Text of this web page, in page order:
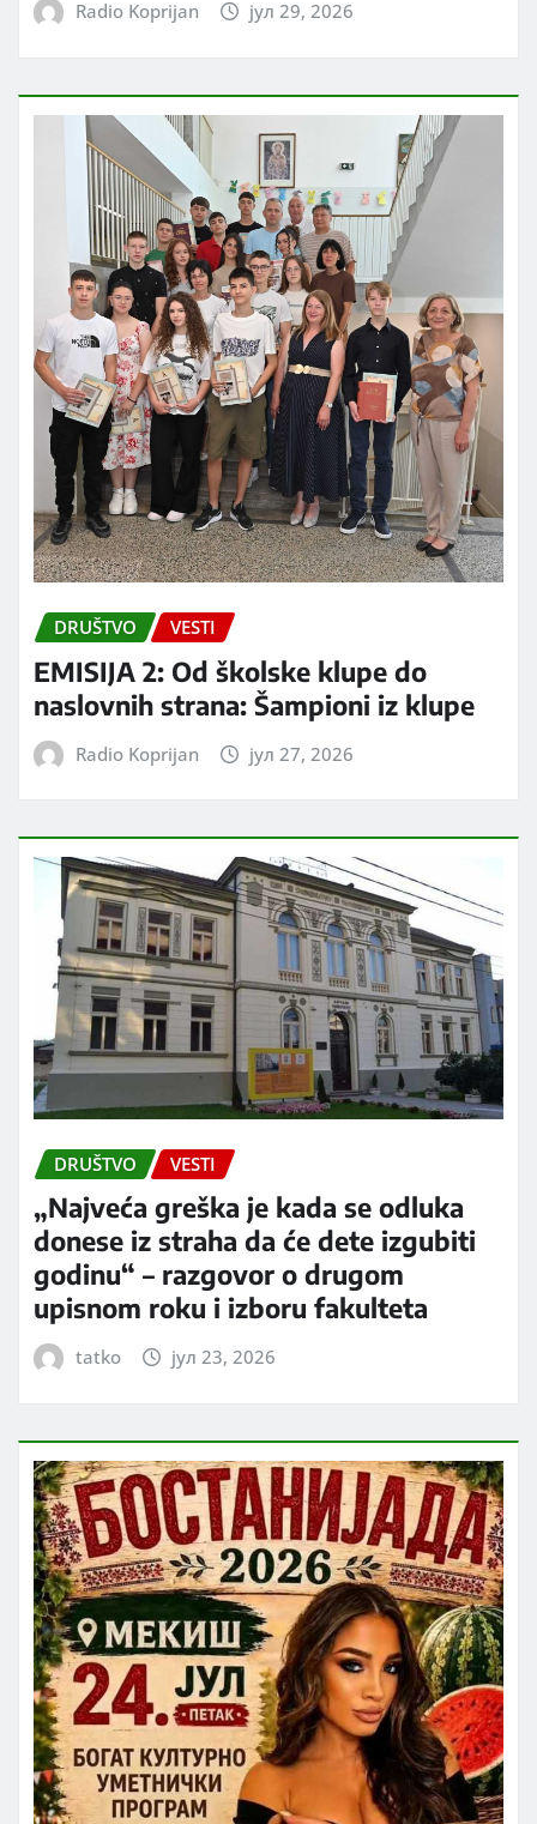
Radio Koprijan јул 29, 2026
DRUŠTVO VESTI
EMISIJA 2: Od školske klupe do
naslovnih strana: Šampioni iz klupe
Radio Koprijan јул 27, 2026
DRUŠTVO VESTI
„Najveća greška je kada se odluka
donese iz straha da će dete izgubiti
godinu“ – razgovor o drugom
upisnom roku i izboru fakulteta
tatko јул 23, 2026